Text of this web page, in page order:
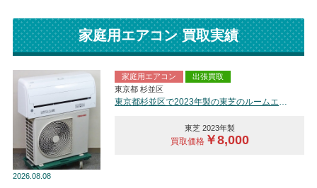
家庭用エアコン 買取実績
2026 08.08
家庭用エアコン
出張買取
東京都 杉並区
東京都杉並区で2023年製の東芝のルームエアコン【中古品】を買取しました。
東芝 2023年製
買取価格￥8,000